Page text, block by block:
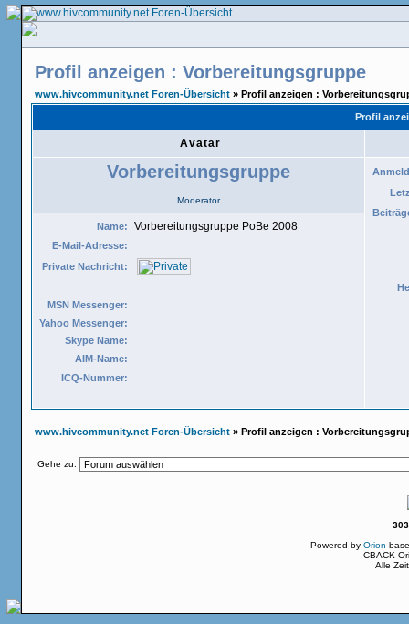
Profil anzeigen : Vorbereitungsgruppe
www.hivcommunity.net Foren-Übersicht » Profil anzeigen :
Profil
Avatar
Vorbereitungsgruppe
Moderator
Name: Vorbereitungsgruppe PoBe 2008
E-Mail-Adresse:
Private Nachricht:
MSN Messenger:
Yahoo Messenger:
Skype Name:
AIM-Name:
ICQ-Nummer:
www.hivcommunity.net Foren-Übersicht » Profil anzeigen :
Gehe zu:
Powered by Orion
CBACK
Alle